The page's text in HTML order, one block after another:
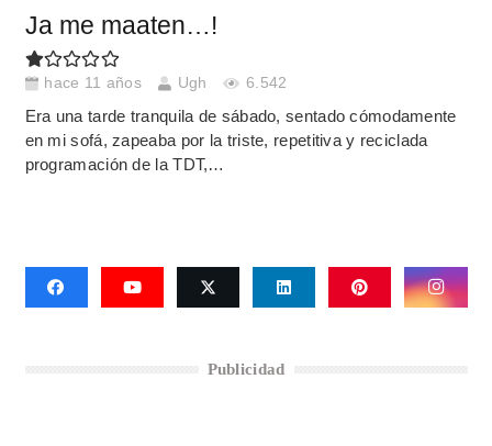
Ja me maaten…!
hace 11 años Ugh 6.542
Era una tarde tranquila de sábado, sentado cómodamente
en mi sofá, zapeaba por la triste, repetitiva y reciclada
programación de la TDT,…
Publicidad